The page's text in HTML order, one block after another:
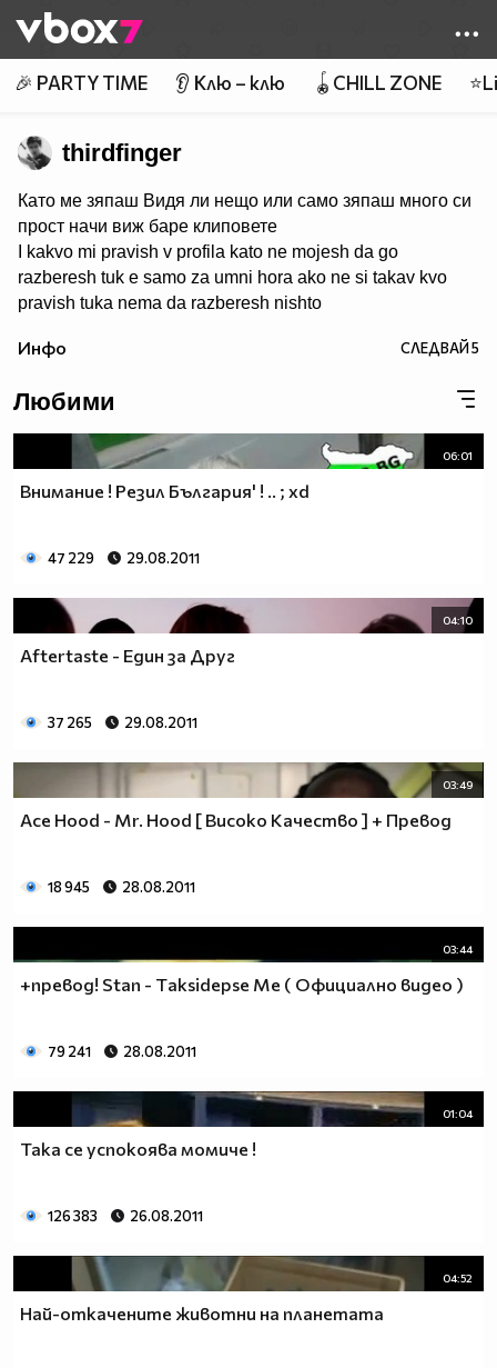
👾
🎉 PARTY TIME 👂 Клю – клю 🪀CHILL ZONE
thirdfinger
Като ме зяпаш Видя ли нещо или само зяпаш много си
прост начи виж баре клиповете
I kakvo mi pravish v profila kato ne mojesh da go
razberesh tuk e samo za umni hora ako ne si takav kvo
pravish tuka nema da razberesh nishto
Инфо СЛЕДВАЙ5
Любими
06:01
Внимание ! Резил България' ! .. ; xd
47 229 29.08.2011
04:10
Aftertaste - Един за Друг
37 265 29.08.2011
03:49
Ace Hood - Mr. Hood [ Високо Качество ] + Превод
18 945 28.08.2011
03:44
+превод! Stan - Тaksidepse Me ( Официално видео )
79 241 28.08.2011
01:04
Така се успокоява момиче !
126 383 26.08.2011
04:52
Най-откачените животни на планетата